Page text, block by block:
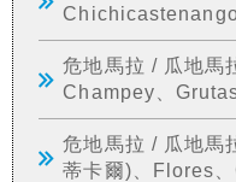
危地馬拉 / 瓜地馬
Champey、
危地馬拉 / 瓜地馬
蒂卡爾)、Flores